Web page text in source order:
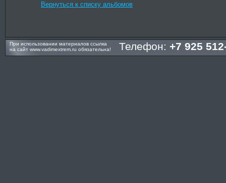
Вернуться к списку альбомов
При использовании материалов ссылка
на сайт www.vadimextrem.ru обязательна! Телефон: +7 925